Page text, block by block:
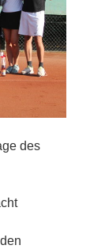
des